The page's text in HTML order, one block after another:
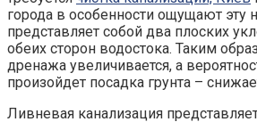
города в особенности ощущают эту
представляет собой два плоских
обеих сторон водостока. Таким
дренажа увеличивается, а
произойдет посадка грунта –
Ливневая канализация